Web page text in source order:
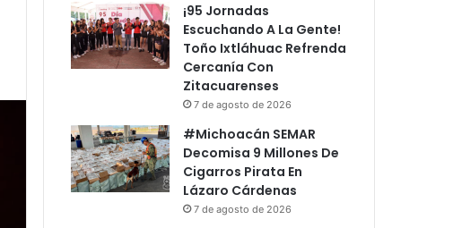
¡95 Jornadas
Escuchando A La Gente!
Toño Ixtláhuac Refrenda
Cercanía Con
Zitacuarenses
7 de agosto de 2026
#Michoacán SEMAR
Decomisa 9 Millones De
Cigarros Pirata En
Lázaro Cárdenas
7 de agosto de 2026